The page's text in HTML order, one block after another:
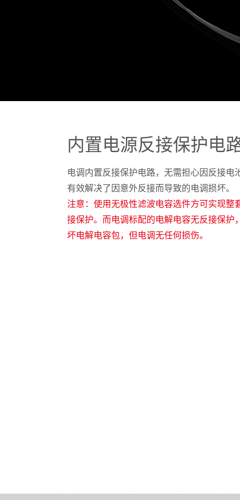
内置电源反接保护电
电调内置反接保护电路，无需担心因反接电
有效解决了因意外反接而导致的电调损坏。
注意：使用无极性滤波电容选件方可实现整
接保护。而电调标配的电解电容无反接保护
坏电解电容包，但电调无任何损伤。